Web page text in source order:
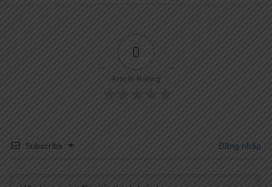
0
Article Rating
Subscribe Đăng nhập